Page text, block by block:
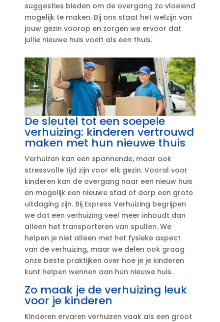
suggesties bieden om de overgang zo vloeiend
mogelijk te maken.​ Bij ons staat het welzijn van
jouw gezin voorop en zorgen we ervoor dat
jullie nieuwe huis voelt als een thuis.​
De sleutel tot een soepele
verhuizing: kinderen vertrouwd
maken met hun nieuwe thuis
Verhuizen kan een spannende, maar ook
stressvolle tijd zijn voor elk gezin.​ Vooral voor
kinderen kan de overgang naar een nieuw huis
en mogelijk een nieuwe stad of dorp een grote
uitdaging zijn.​ Bij Express Verhuizing begrijpen
we dat een verhuizing veel meer inhoudt dan
alleen het transporteren van spullen.​ We
helpen je niet alleen met het fysieke aspect
van de verhuizing, maar we delen ook graag
onze beste praktijken over hoe je je kinderen
kunt helpen wennen aan hun nieuwe huis.​
Zo maak je de verhuizing leuk
voor je kinderen
Kinderen ervaren verhuizen vaak als een groot